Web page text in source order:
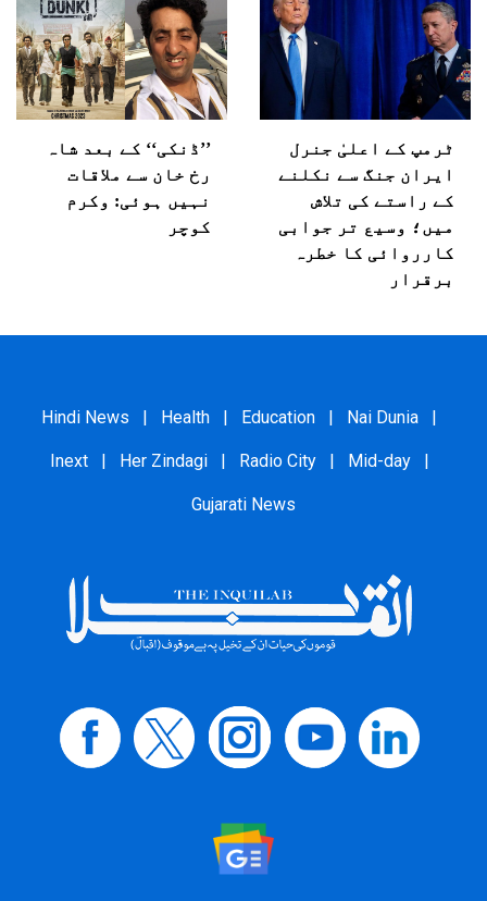
ٹرمپ کے اعلیٰ جنرل
ایران جنگ سے نکلنے
کے راستے کی تلاش
میں؛ وسیع تر جوابی
کارروائی کا خطرہ
برقرار
’’ڈنکی‘‘ کے بعد شاہ
رخ خان سے ملاقات
نہیں ہوئی: وکرم
کوچر
Hindi News | Health | Education | Nai Dunia |
Inext | Her Zindagi | Radio City | Mid-day |
Gujarati News